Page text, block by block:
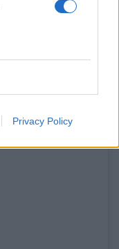
Privacy Policy